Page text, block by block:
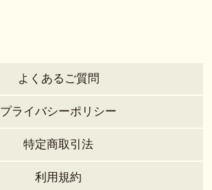
よくあるご質問
プライバシーポリシー
特定商取引法
利用規約